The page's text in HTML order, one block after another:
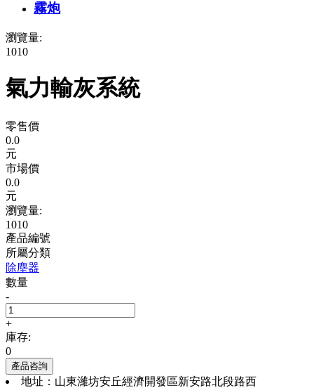
霧炮
瀏覽量:
1010
氣力輸灰系統
零售價
0.0
元
市場價
0.0
元
瀏覽量:
1010
產品編號
所屬分類
除塵器
數量
-
+
庫存:
0
產品咨詢
地址：山東濰坊安丘經濟開發區新安路北段路西